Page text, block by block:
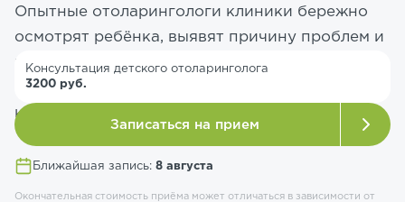
Опытные отоларингологи клиники бережно
осмотрят ребёнка, выявят причину проблем и
назначат эффективное лечение. Современное
оборудование, индивидуальный подход к
каждому пациенту.
Ближайшая запись: 8 августа
Консультация детского отоларинголога
3200 руб.
Записаться на прием
Окончательная стоимость приёма может отличаться в зависимости от